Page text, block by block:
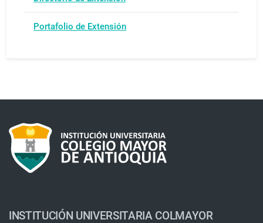
Portafolio de Extensión
INSTITUCIÓN UNIVERSITARIA COLMAYOR